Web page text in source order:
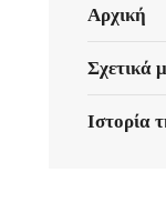
Αρχική
Σχετικά
Ιστορία